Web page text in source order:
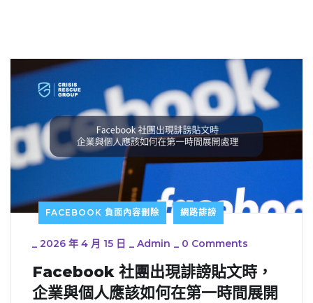
FACEBOOK 負面內容刪除 網路誹謗
_ 2026 年 4 月 15 日 _ Admin _ 0 Comments
Facebook 社團出現誹謗貼文時，
企業與個人應該如何在第一時間展開